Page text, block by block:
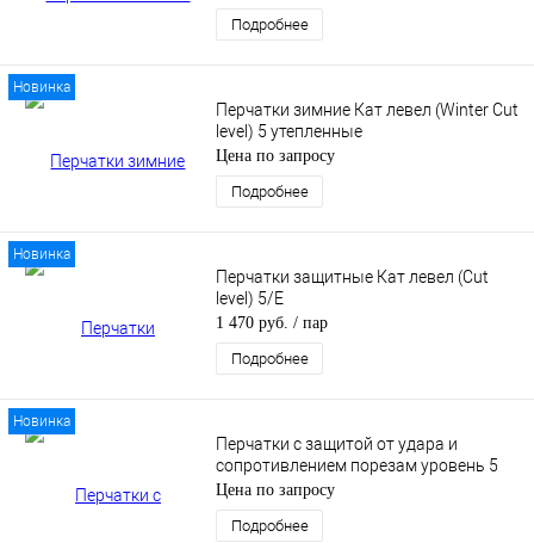
Подробнее
Новинка
Перчатки зимние Кат левел (Winter Cut
level) 5 утепленные
Цена по запросу
Подробнее
Новинка
Перчатки защитные Кат левел (Cut
level) 5/E
1 470 руб. / пар
Подробнее
Новинка
Перчатки с защитой от удара и
сопротивлением порезам уровень 5
Цена по запросу
Подробнее